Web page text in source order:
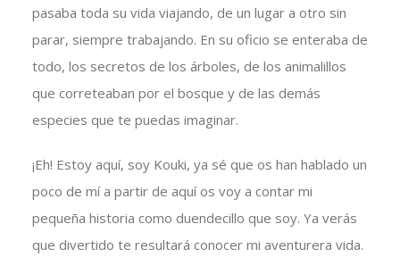
pasaba toda su vida viajando, de un lugar a otro sin
parar, siempre trabajando. En su oficio se enteraba de
todo, los secretos de los árboles, de los animalillos
que correteaban por el bosque y de las demás
especies que te puedas imaginar.
¡Eh! Estoy aquí, soy Kouki, ya sé que os han hablado un
poco de mí a partir de aquí os voy a contar mi
pequeña historia como duendecillo que soy. Ya verás
que divertido te resultará conocer mi aventurera vida.